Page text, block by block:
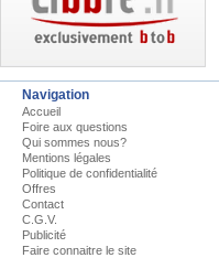
Navigation
Accueil
Foire aux questions
Qui sommes nous?
Mentions légales
Politique de confidentialité
Offres
Contact
C.G.V.
Publicité
Faire connaitre le site